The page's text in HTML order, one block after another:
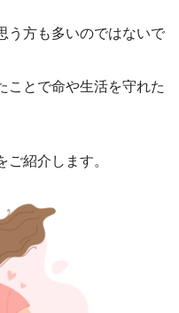
う方も多いのではないで
ことで命や生活を守れた
ご紹介します。